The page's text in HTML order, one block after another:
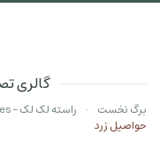
گالری
برگ نخست راسته لک لک - ciconiiformes
حواصیل زرد